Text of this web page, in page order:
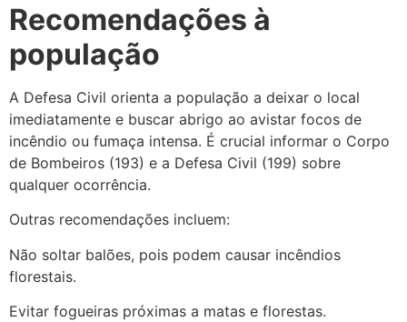
Recomendações à
população
A Defesa Civil orienta a população a deixar o local
imediatamente e buscar abrigo ao avistar focos de
incêndio ou fumaça intensa. É crucial informar o Corpo
de Bombeiros (193) e a Defesa Civil (199) sobre
qualquer ocorrência.
Outras recomendações incluem:
Não soltar balões, pois podem causar incêndios
florestais.
Evitar fogueiras próximas a matas e florestas.